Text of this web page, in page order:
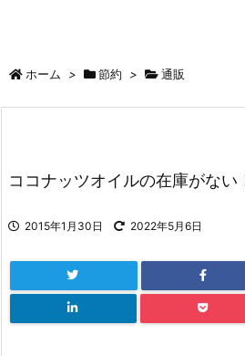
ホーム > 節約 > 通販
ココナッツオイルの在庫がない
2015年1月30日 2022年5月6日